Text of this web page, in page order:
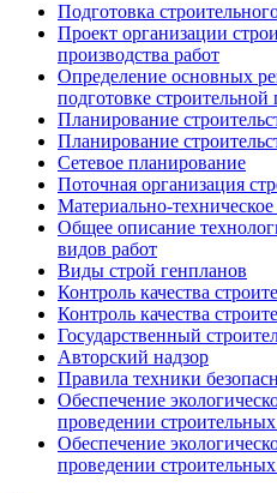
Подготовка
Проект организации
производства работ
Определение основных
подготовке
Планирование
Планирование
Сетевое планирование
Поточная организация
Материально-
Общее описание
видов работ
Виды строй генпланов
Контроль качества
Контроль качества
Государственный
Авторский надзор
Правила техники
Обеспечение
проведении
Обеспечение
проведении